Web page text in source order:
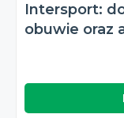
Intersport:
obuwie oraz